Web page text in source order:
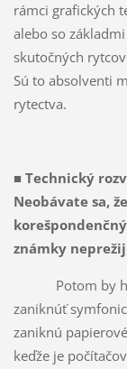
rámci grafických
alebo so
skutočných
Sú to absolventi
rytectva.
■ Technický
Neobávate sa,
známky
Potom by
zaniknúť
zaniknú
keďže je